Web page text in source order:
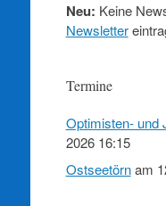
Neu: Keine
Newsletter
Termine
Optimisten- und
2026 16:15
Ostseetörnam